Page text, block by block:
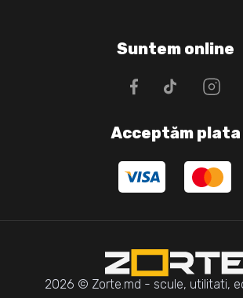
Suntem online
Acceptăm plata
2026 © Zorte.md - scule, utilitati,